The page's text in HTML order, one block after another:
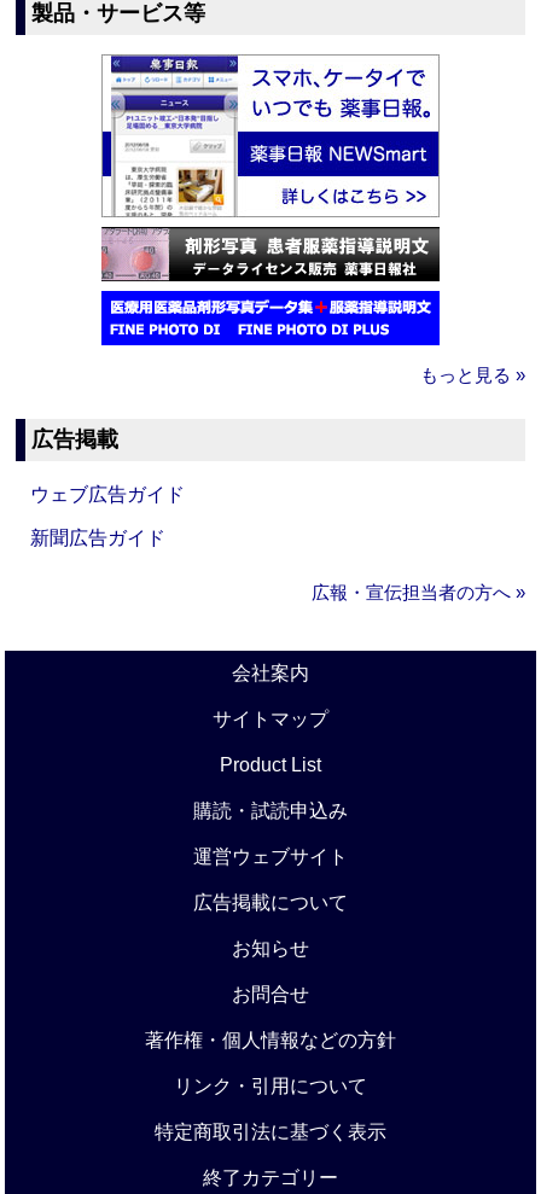
製品・サービス等
もっと見る »
広告掲載
ウェブ広告ガイド
新聞広告ガイド
広報・宣伝担当者の方へ »
会社案内
サイトマップ
Product List
購読・試読申込み
運営ウェブサイト
広告掲載について
お知らせ
お問合せ
著作権・個人情報などの方針
リンク・引用について
特定商取引法に基づく表示
終了カテゴリー